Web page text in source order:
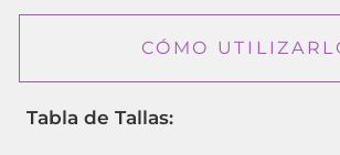
CÓMO
Tabla de Tallas: